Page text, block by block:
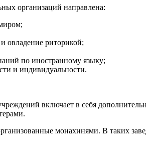
организаций направлена:
овладение риторикой;
по иностранному языку;
и индивидуальности.
включает в себя
монахинями. В таких